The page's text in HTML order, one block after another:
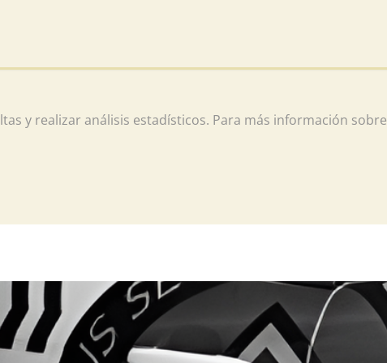
y realizar análisis estadísticos. Para más información